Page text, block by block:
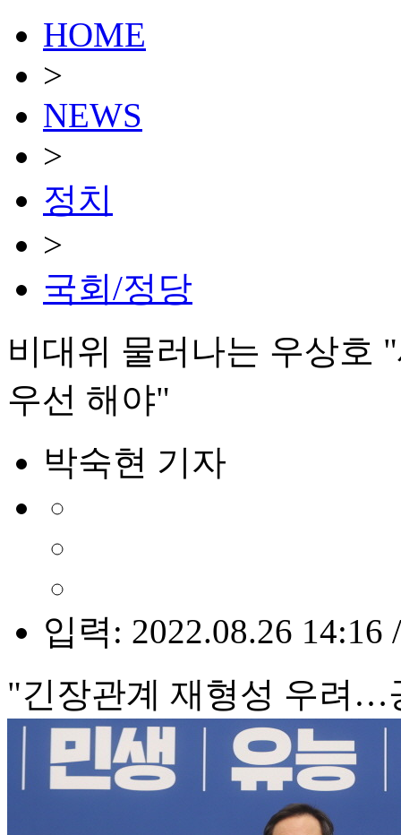
HOME
>
NEWS
>
정치
>
국회/정당
비대위 물러나는 우상호
우선 해야"
박숙현 기자
입력: 2022.08.26 14:16
"긴장관계 재형성 우려…